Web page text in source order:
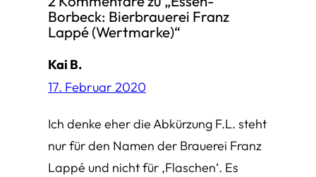
Borbeck: Bierbrauerei Franz
Lappé (Wertmarke)“
Kai B.
17. Februar 2020
Ich denke eher die Abkürzung F.L. steht
nur für den Namen der Brauerei Franz
Lappé und nicht für ‚Flaschen‘. Es